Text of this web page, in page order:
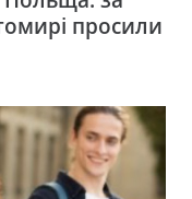
просили